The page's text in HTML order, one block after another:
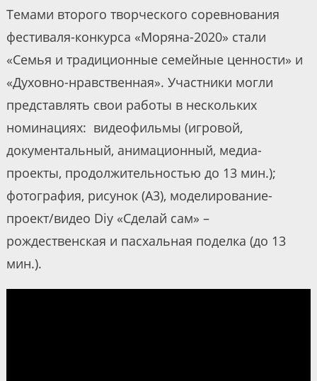
Темами второго творческого соревнования
фестиваля-конкурса «Моряна-2020» стали
«Семья и традиционные семейные ценности» и
«Духовно-нравственная». Участники могли
представлять свои работы в нескольких
номинациях: видеофильмы (игровой,
документальный, анимационный, медиа-
проекты, продолжительностью до 13 мин.);
фотография, рисунок (А3), моделирование-
проект/видео Diy «Сделай сам» –
рождественская и пасхальная поделка (до 13
мин.).